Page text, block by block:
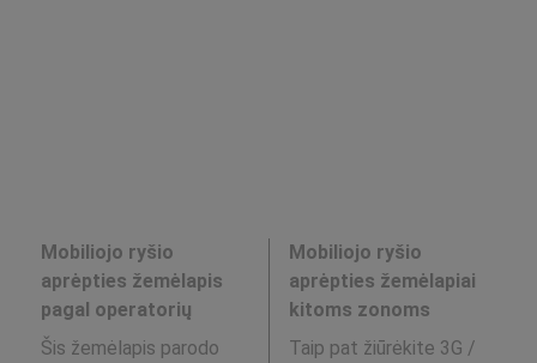
Mobiliojo ryšio
aprėpties žemėlapis
pagal operatorių
Šis žemėlapis parodo
Mobiliojo ryšio
aprėpties žemėlapiai
kitoms zonoms
Taip pat žiūrėkite 3G /